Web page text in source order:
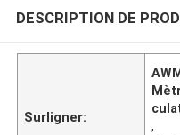
DESCRIPTION DE
Surligner:
,